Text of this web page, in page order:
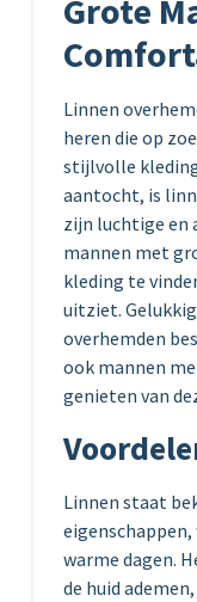
Grote
Linnen
heren die op
stijlvolle
aantocht, is
zijn luchtige en
mannen met
kleding te
uitziet.
overhemden
ook mannen
genieten van
Linnen staat
warme dagen.
de huid